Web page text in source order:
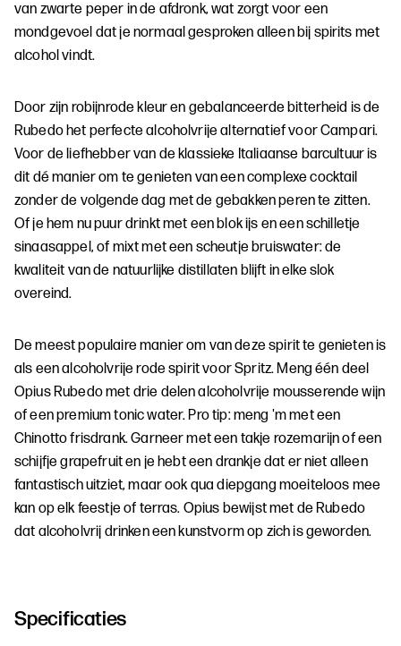
van zwarte peper in de afdronk, wat zorgt voor een
mondgevoel dat je normaal gesproken alleen bij spirits met
alcohol vindt.
Door zijn robijnrode kleur en gebalanceerde bitterheid is de
Rubedo het perfecte alcoholvrije alternatief voor Campari.
Voor de liefhebber van de klassieke Italiaanse barcultuur is
dit dé manier om te genieten van een complexe cocktail
zonder de volgende dag met de gebakken peren te zitten.
Of je hem nu puur drinkt met een blok ijs en een schilletje
sinaasappel, of mixt met een scheutje bruiswater: de
kwaliteit van de natuurlijke distillaten blijft in elke slok
overeind.
De meest populaire manier om van deze spirit te genieten is
als een alcoholvrije rode spirit voor Spritz. Meng één deel
Opius Rubedo met drie delen alcoholvrije mousserende wijn
of een premium tonic water. Pro tip: meng 'm met een
Chinotto frisdrank. Garneer met een takje rozemarijn of een
schijfje grapefruit en je hebt een drankje dat er niet alleen
fantastisch uitziet, maar ook qua diepgang moeiteloos mee
kan op elk feestje of terras. Opius bewijst met de Rubedo
dat alcoholvrij drinken een kunstvorm op zich is geworden.
Specificaties